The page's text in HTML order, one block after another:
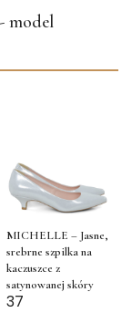
model
MICHELLE – Jasne,
srebrne szpilka na
kaczuszce z
satynowanej skóry
37